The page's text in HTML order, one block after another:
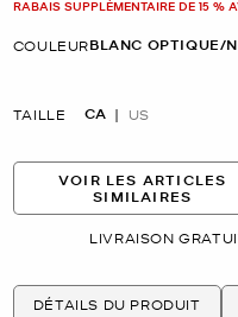
RABAIS SUPPLÉMENTAIRE DE 15 %
COULEURBLANC OPTIQUE/
TAILLE CA US
VOIR LES ARTICLES
SIMILAIRES
LIVRAISON
DÉTAILS DU PRODUIT